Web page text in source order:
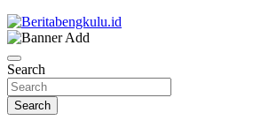
Beritabengkulu.id
Search
Search